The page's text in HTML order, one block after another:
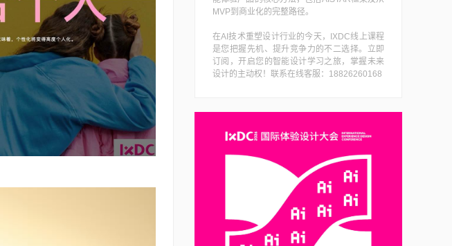
MVP到商业化的完整路径。
在AI技术重塑设计行业的今天，IXDC线上课程
是您把握先机、提升竞争力的不二选择。立即
订阅，开启您的智能设计学习之旅，掌握未来
设计的主动权！联系在线客服：18826260168